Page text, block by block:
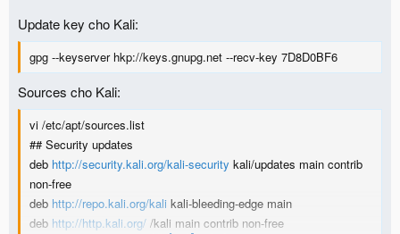
Update key cho Kali:
gpg --keyserver hkp://keys.gnupg.net --recv-key 7D8D0BF6
Sources cho Kali:
vi /etc/apt/sources.list
## Security updates
deb http://security.kali.org/kali-security kali/updates main contrib
non-free
deb http://repo.kali.org/kali kali-bleeding-edge main
deb http://http.kali.org/ /kali main contrib non-free